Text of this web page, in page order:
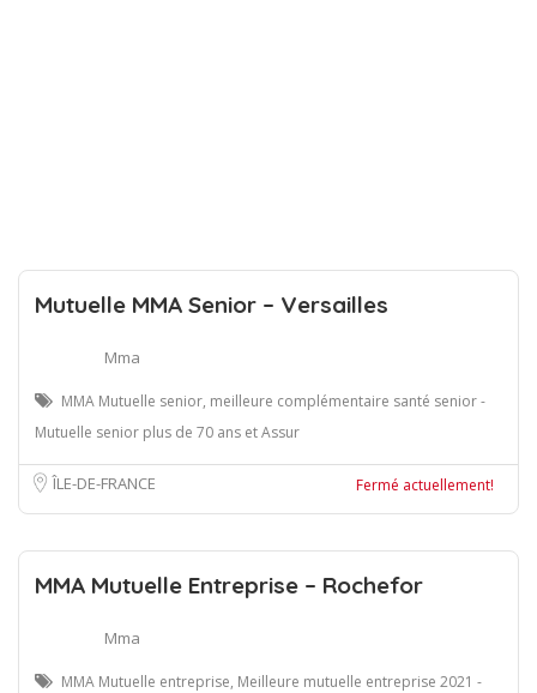
Mutuelle MMA Senior – Versailles
Mma
MMA Mutuelle senior, meilleure complémentaire santé senior -
Mutuelle senior plus de 70 ans et Assur
ÎLE-DE-FRANCE Fermé actuellement!
MMA Mutuelle Entreprise – Rochefor
Mma
MMA Mutuelle entreprise, Meilleure mutuelle entreprise 2021 -